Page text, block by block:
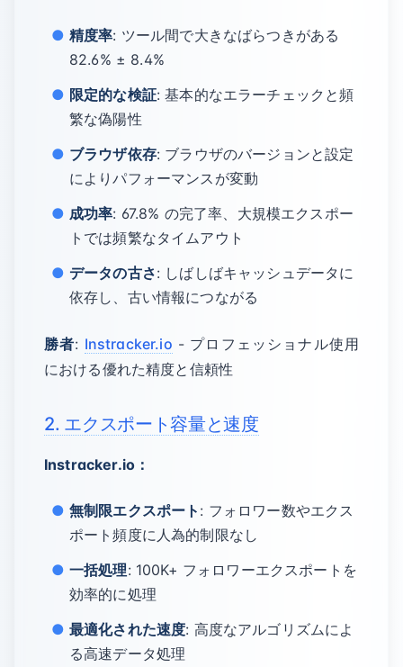
精度率: ツール間で大きなばらつきがある
82.6% ± 8.4%
限定的な検証: 基本的なエラーチェックと頻
繁な偽陽性
ブラウザ依存: ブラウザのバージョンと設定
によりパフォーマンスが変動
成功率: 67.8% の完了率、大規模エクスポー
トでは頻繁なタイムアウト
データの古さ: しばしばキャッシュデータに
依存し、古い情報につながる
勝者: Instracker.io - プロフェッショナル使用
における優れた精度と信頼性
2. エクスポート容量と速度
Instracker.io：
無制限エクスポート : フォロワー数やエクス
ポート頻度に人為的制限なし
一括処理: 100K+ フォロワーエクスポートを
効率的に処理
最適化された速度: 高度なアルゴリズムによ
る高速データ処理